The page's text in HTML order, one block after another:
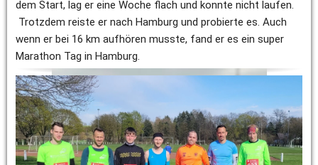
dem Start, lag er eine Woche flach und konnte nicht laufen.
Trotzdem reiste er nach Hamburg und probierte es. Auch
wenn er bei 16 km aufhören musste, fand er es ein super
Marathon Tag in Hamburg.